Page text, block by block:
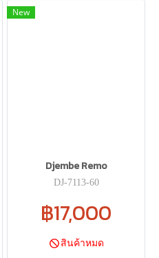
New
Djembe Remo
DJ-7113-60
฿17,000
สินค้าหมด